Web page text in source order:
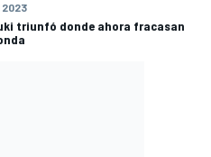
2023
triunfó donde ahora fracasan